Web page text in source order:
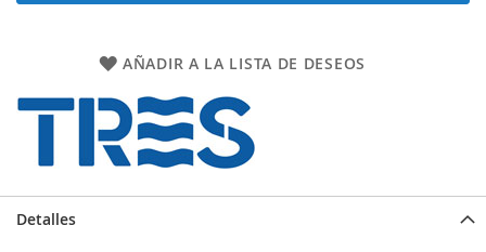
AÑADIR A LA LISTA DE DESEOS
Detalles